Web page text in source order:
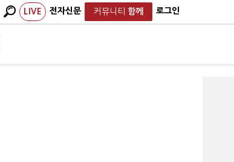
LIVE 전자신문 커뮤니티 함께 로그인